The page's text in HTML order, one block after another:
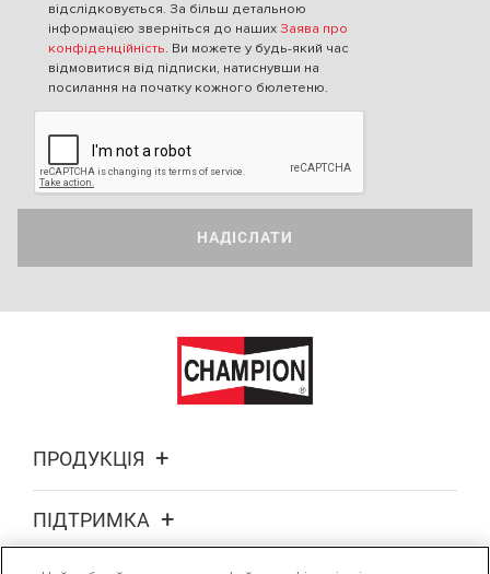
відслідковується. За більш детальною
інформацією зверніться до наших Заява про
конфіденційність. Ви можете у будь-який час
відмовитися від підписки, натиснувши на
посилання на початку кожного бюлетеню.
НАДІСЛАТИ
ПРОДУКЦІЯ
ПІДТРИМКА